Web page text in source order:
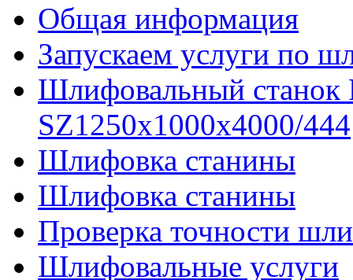
Общая информация
Запускаем услуги по
Шлифовальный
SZ1250x1000x4000/444
Шлифовка станины
Шлифовка станины
Проверка точности
Шлифовальные услуги